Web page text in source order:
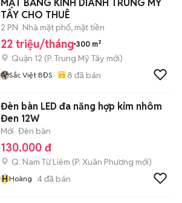
MẶT BẰNG KINH DIANH TRUNG MỸ
TÂY CHO THUÊ
2 PN Nhà mặt phố, mặt tiền
22 triệu/tháng 300 m²
Quận 12 (P. Trung Mỹ Tây mới)
Sắc Việt BĐS 8 đã bán
Đèn bàn LED đa năng hợp kim nhôm
Đen 12W
Mới Đèn bàn
130.000 đ
Q. Nam Từ Liêm (P. Xuân Phương mới)
HHoàng 4đã bán